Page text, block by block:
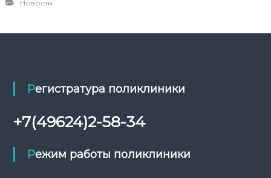
Новости
Регистратура поликлиники
+7(49624)2-58-34
Режим работы поликлиники